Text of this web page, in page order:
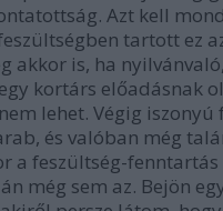
Azt kell
tartott ez
akkor is, ha
kortárs előadásnak
lehet. Végig iszonyú
és valóban még
a feszültség-
még sem az. Bejön